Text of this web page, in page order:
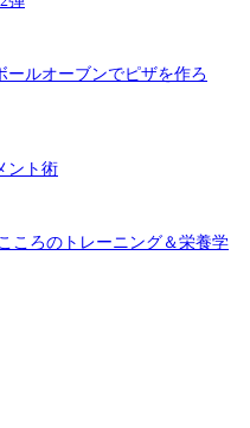
ルオーブンでピザを作ろ
ント術
ころのトレーニング＆栄養学